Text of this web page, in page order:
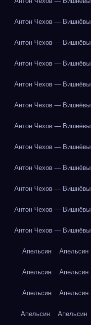
Антон Чехов —
Антон Чехов —
Антон Чехов —
Антон Чехов —
Антон Чехов —
Антон Чехов —
Антон Чехов —
Антон Чехов —
Антон Чехов —
Антон Чехов —
Антон Чехов —
Апельсин Апельсин
Апельсин Апельсин
Апельсин Апельсин
Апельсин Апельсин